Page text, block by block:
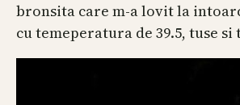
bronsita care m-a lovit la
cu temeperatura de 39.5, tuse si